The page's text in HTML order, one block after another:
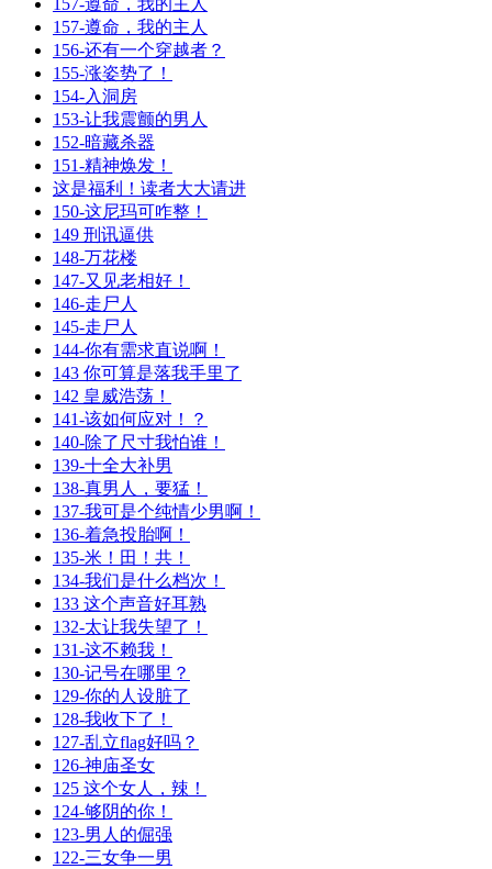
157-遵命，我的主人
157-遵命，我的主人
156-还有一个穿越者？
155-涨姿势了！
154-入洞房
153-让我震颤的男人
152-暗藏杀器
151-精神焕发！
这是福利！读者大大请进
150-这尼玛可咋整！
149 刑讯逼供
148-万花楼
147-又见老相好！
146-走尸人
145-走尸人
144-你有需求直说啊！
143 你可算是落我手里了
142 皇威浩荡！
141-该如何应对！？
140-除了尺寸我怕谁！
139-十全大补男
138-真男人，要猛！
137-我可是个纯情少男啊！
136-着急投胎啊！
135-米！田！共！
134-我们是什么档次！
133 这个声音好耳熟
132-太让我失望了！
131-这不赖我！
130-记号在哪里？
129-你的人设脏了
128-我收下了！
127-乱立flag好吗？
126-神庙圣女
125 这个女人，辣！
124-够阴的你！
123-男人的倔强
122-三女争一男